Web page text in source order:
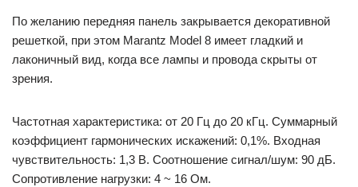
По желанию передняя панель закрывается декоративной
решеткой, при этом Marantz Model 8 имеет гладкий и
лаконичный вид, когда все лампы и провода скрыты от
зрения.
Частотная характеристика: от 20 Гц до 20 кГц. Суммарный
коэффициент гармонических искажений: 0,1%. Входная
чувствительность: 1,3 В. Соотношение сигнал/шум: 90 дБ.
Сопротивление нагрузки: 4 ~ 16 Ом.